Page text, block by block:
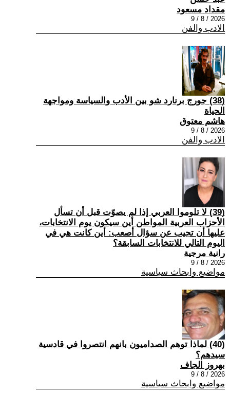
مقداد مسعود
2026 / 8 / 9
الادب والفن
(38) جورج برنارد شو بين الأدب والسياسة ومواجهة
الحياة
هاشم معتوق
2026 / 8 / 9
الادب والفن
(39) لا تلوموا العربي إذا لم يصوّت قبل أن تسأل
الأحزاب العربية المواطن أين سيكون يوم الانتخابات،
عليها أن تجيب عن سؤال أصعب: أين كانت هي في
اليوم التالي للانتخابات السابقة؟
رانية مرجية
2026 / 8 / 9
مواضيع وابحاث سياسية
(40) ‏لماذا توهم الصداميون بانهم انتصروا في قادسية
سيدهم؟
بهروز الجاف
2026 / 8 / 9
مواضيع وابحاث سياسية